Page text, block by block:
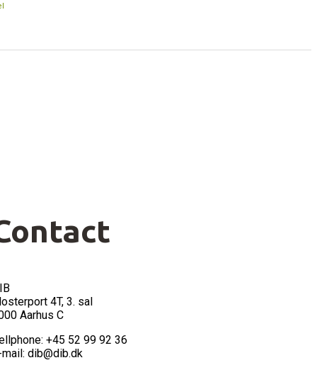
4T, 3. sal
Aarhus C
+45 52 99 92 36
mail: dib@dib.dk